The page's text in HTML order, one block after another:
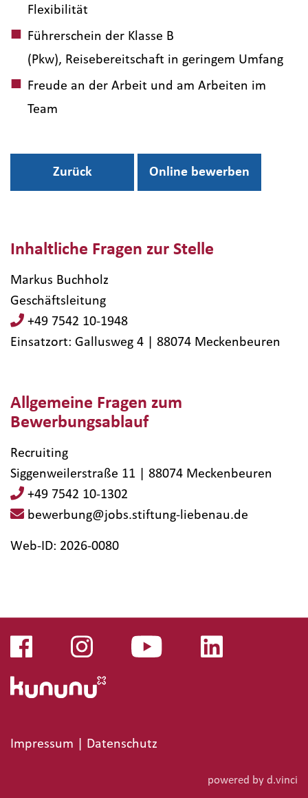
Flexibilität
Führerschein der Klasse B
(Pkw), Reisebereitschaft in geringem Umfang
Freude an der Arbeit und am Arbeiten im
Team
Inhaltliche Fragen zur Stelle
Markus Buchholz
Geschäftsleitung
+49 7542 10-1948
Einsatzort: Gallusweg 4 | 88074​ Meckenbeuren
Allgemeine Fragen zum
Bewerbungsablauf
Recruiting
Siggenweilerstraße 11 | 88074 Meckenbeuren
+49 7542 10-1302
bewerbung@jobs.stiftung-liebenau.de
Web-ID: 2026-0080
Zurück Online bewerben
Impressum | Datenschutz
powered by d.vinci